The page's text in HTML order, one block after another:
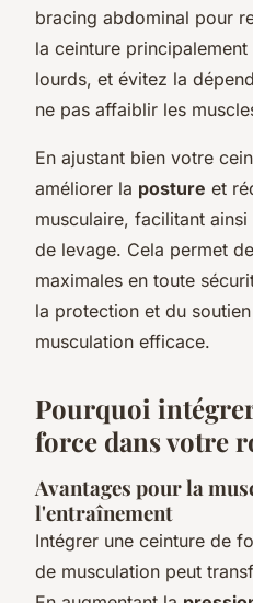
bracing abdominal pour
la ceinture
lourds, et évitez la
ne pas affaiblir les
En ajustant bien votre
améliorer la posture et
musculaire, facilitant
de levage. Cela permet
maximales en toute
la protection et du
musculation efficace.
Pourquoi
force dans votre
Avantages pour la
l'entraînement
Intégrer une ceinture de
de musculation peut